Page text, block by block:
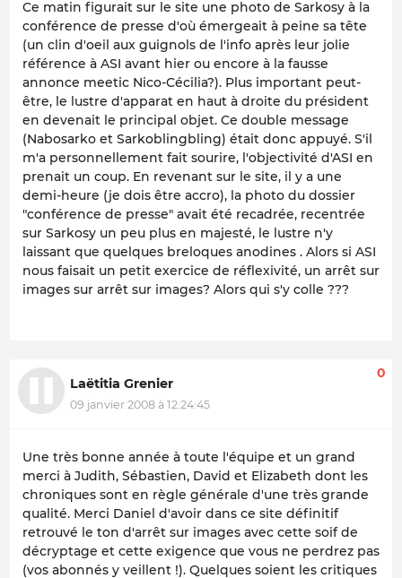
Ce matin figurait sur le site une photo de Sarkosy à la
conférence de presse d'où émergeait à peine sa tête
(un clin d'oeil aux guignols de l'info après leur jolie
référence à ASI avant hier ou encore à la fausse
annonce meetic Nico-Cécilia?). Plus important peut-
être, le lustre d'apparat en haut à droite du président
en devenait le principal objet. Ce double message
(Nabosarko et Sarkoblingbling) était donc appuyé. S'il
m'a personnellement fait sourire, l'objectivité d'ASI en
prenait un coup. En revenant sur le site, il y a une
demi-heure (je dois être accro), la photo du dossier
"conférence de presse" avait été recadrée, recentrée
sur Sarkosy un peu plus en majesté, le lustre n'y
laissant que quelques breloques anodines . Alors si ASI
nous faisait un petit exercice de réflexivité, un arrêt sur
images sur arrêt sur images? Alors qui s'y colle ???
Laëtitia Grenier
09 janvier 2008 à 12:24:45
0
Une très bonne année à toute l'équipe et un grand
merci à Judith, Sébastien, David et Elizabeth dont les
chroniques sont en règle générale d'une très grande
qualité. Merci Daniel d'avoir dans ce site définitif
retrouvé le ton d'arrêt sur images avec cette soif de
décryptage et cette exigence que vous ne perdrez pas
(vos abonnés y veillent !). Quelques soient les critiques